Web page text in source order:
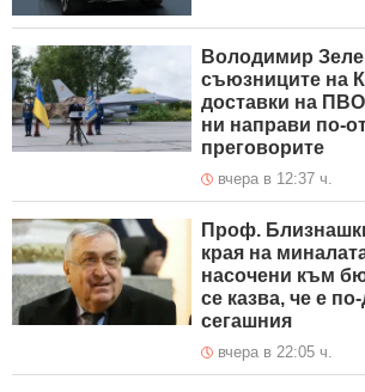
Володимир
съюзниците на
доставки на
ни направи по-
преговорите
вчера в 12:37 ч.
Проф.
края на
насочени към
се казва, че е
сегашния
вчера в 22:05 ч.